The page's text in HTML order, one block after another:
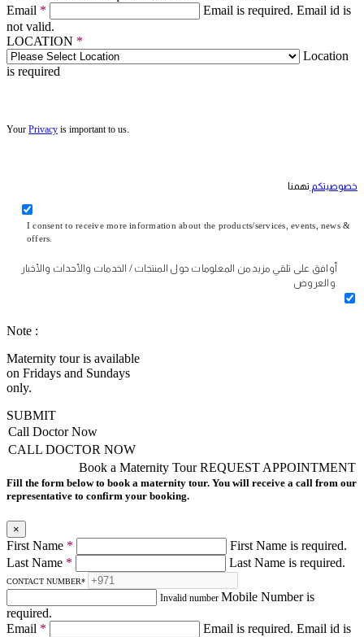
Email * Email is required. Email id is
not valid.
LOCATION *
Location
is required
Your Privacy is important to us.
خصوصيتكم تهمنا
I consent to receive more information about the products/services, events, news &
offers.
أوافق على تلقي مزيد من المعلومات حول المنتجات / الخدمات والأحداث والأخبار
والعروض.
Note :
Maternity tour is available
on Fridays and Sundays
only.
SUBMIT
Call Doctor Now
CALL DOCTOR NOW
REQUEST APPOINTMENT
Book a Maternity Tour
Fill the form below to book a maternity tour. You will receive a call from our
representative to confirm your booking.
×
First Name *
First Name is required.
Last Name * Last Name is required.
CONTACT NUMBER*
Invalid number Mobile Number is
required.
Email * Email is required. Email id is